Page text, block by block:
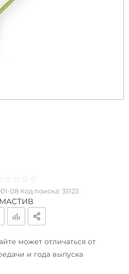
☆ ☆ ☆ ☆
★ ★ ★ ★
08 Код поиска: 35123
МАСТИВ
может отличаться от
и года выпуска